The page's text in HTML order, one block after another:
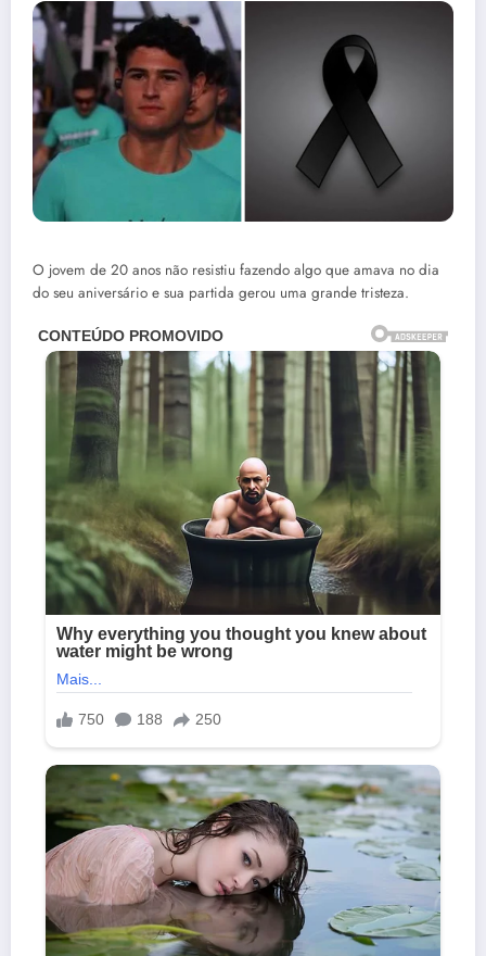
O jovem de 20 anos não resistiu fazendo algo que amava no dia
do seu aniversário e sua partida gerou uma grande tristeza.